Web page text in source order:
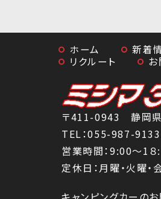
ホーム 新着
リクルート
〒411-0943 静岡
TEL：055-987-9133
営業時間：9:00～1８
定休日：月曜・火曜